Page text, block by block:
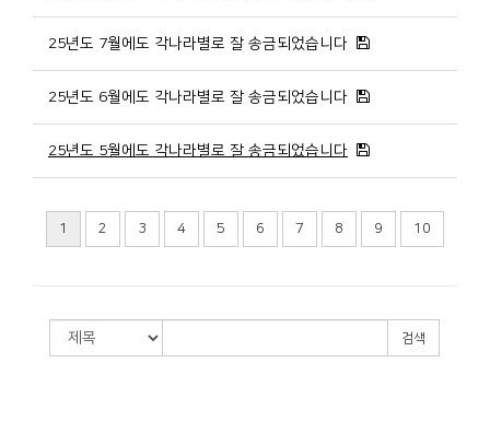
25년도 7월에도 각나라별로 잘 송금되었습니다
25년도 6월에도 각나라별로 잘 송금되었습니다
25년도 5월에도 각나라별로 잘 송금되었습니다
1 2 3 4 5 6 7 8 9 10
검색